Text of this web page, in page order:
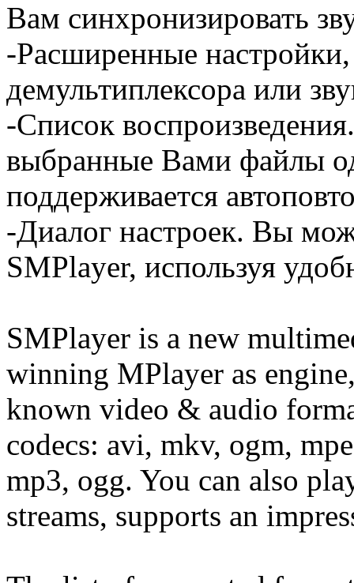
Вам синхронизировать
-Расширенные
демультиплексора или
-Список
выбранные Вами файлы
поддерживается
-Диалог настроек. Вы
SMPlayer, используя
SMPlayer is a new
winning MPlayer as
known video & audio
codecs: avi, mkv, ogm,
mp3, ogg. You can also
streams, supports an